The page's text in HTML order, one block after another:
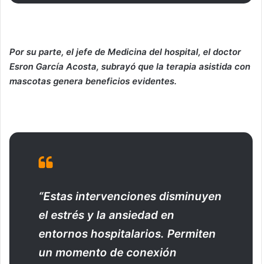
Por su parte, el jefe de Medicina del hospital, el doctor
Esron García Acosta, subrayó que la terapia asistida con
mascotas genera beneficios evidentes.
“Estas intervenciones disminuyen
el estrés y la ansiedad en
entornos hospitalarios. Permiten
un momento de conexión